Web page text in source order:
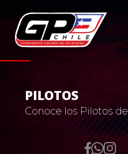
PILOTOS
Conoce los Pilotos